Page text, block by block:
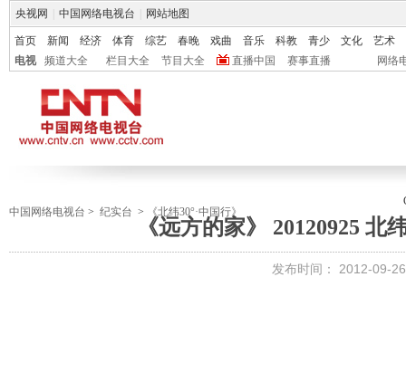
央视网 中国网络电视台 网站地图
首页 新闻 经济 体育 综艺 春晚 戏曲 音乐 科教 青少 文化
艺术
电视
频道大全 栏目大全 节目大全 直播中国 赛事直播 网络
中国网络电视台 > 纪实台 > 《北纬30°·中国行》
《远方的家》 20120925 北
发布时间： 2012-09-